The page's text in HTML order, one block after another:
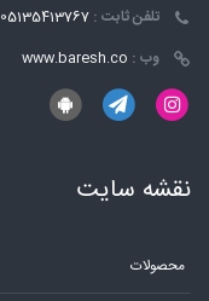
تلفن ثابت : 05135413767
وب : www.baresh.co
نقشه سایت
محصولات